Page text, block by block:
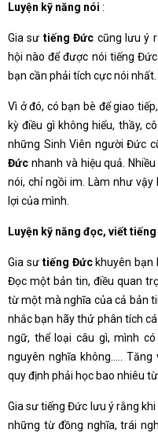
Luyện kỹ năng nói :
Gia sư tiếng Đức cũng lưu ý
hội nào để được nói tiếng
bạn cần phải tích cực nói nhất.
Vì ở đó, có bạn bè để giao
kỳ điều gì không hiểu, thầy,
những Sinh Viên người Đức
Đức nhanh và hiệu quả.
nói, chỉ ngồi im. Làm như
lợi của mình.
Luyện kỹ năng đọc, viết
Gia sư tiếng Đứckhuyên bạn
Đọc một bản tin, điều quan
từ một mà nghĩa của cả bản
nhắc bạn hãy thử phân tích
ngữ, thể loại câu gì, mình
nguyên nghĩa không…..
quy định phải học bao nhiêu từ
Gia sư tiếng Đức lưu ý rằng
những từ đồng nghĩa, trái